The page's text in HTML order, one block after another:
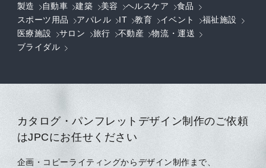
製造 自動車 建築 美容 ヘルスケア
食品
スポーツ用品
アパレル IT 教育 イベント
福祉施設
医療施設
サロン 旅行 不動産
物流・運送
ブライダル
カタログ・パンフレットデザイン制作のご依頼
はJPCにお任せください
企画・コピーライティングからデザイン制作まで、